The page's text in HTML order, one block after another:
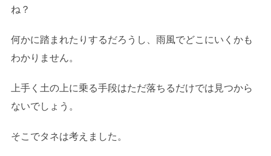
ね？
何かに踏まれたりするだろうし、雨風でどこにいくかも
わかりません。
上手く土の上に乗る手段はただ落ちるだけでは見つから
ないでしょう。
そこでタネは考えました。